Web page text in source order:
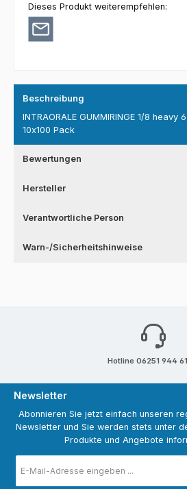
Dieses Produkt weiterempfehlen:
Beschreibung
INTRAORALE GUMMIRINGE 1/8 heavy
10x100 Pack
Bewertungen
Hersteller
Verantwortliche Person
Warn-/Sicherheitshinweise
Hotline 06251 944
Newsletter
Abonnieren Sie jetzt einfach unseren
Newsletter und Sie werden stets unter
Produkte und Angebote
Mail-
Adresse